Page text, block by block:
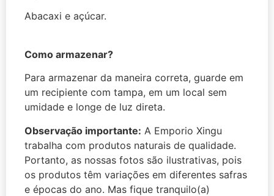
Abacaxi e açúcar.
Como armazenar?
Para armazenar da maneira correta, guarde em
um recipiente com tampa, em um local sem
umidade e longe de luz direta.
Observação importante: A Emporio Xingu
trabalha com produtos naturais de qualidade.
Portanto, as nossas fotos são ilustrativas, pois
os produtos têm variações em diferentes safras
e épocas do ano. Mas fique tranquilo(a)